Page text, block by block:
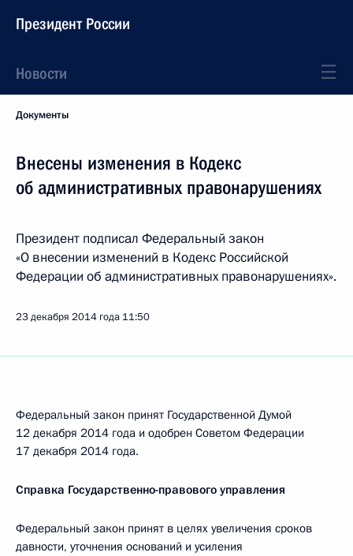
Президент России
Новости
Документы
Внесены изменения в Кодекс
об административных правонарушениях
Президент подписал Федеральный закон
«О внесении изменений в Кодекс Российской
Федерации об административных правонарушениях».
23 декабря 2014 года 11:50
Федеральный закон принят Государственной Думой
12 декабря 2014 года и одобрен Советом Федерации
17 декабря 2014 года.
Справка Государственно-правового управления
Федеральный закон принят в целях увеличения сроков
давности, уточнения оснований и усиления